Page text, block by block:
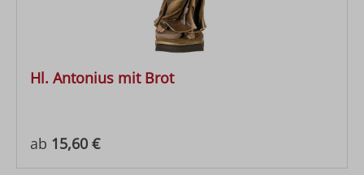
Hl. Antonius mit Brot
Regulärer Preis:
ab 15,60 €